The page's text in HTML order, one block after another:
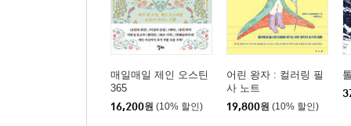
매일매일 제인 오스틴
365
16,200원 (10% 할인)
어린 왕자 : 컬러링 필
사 노트
19,800원 (10% 할인)